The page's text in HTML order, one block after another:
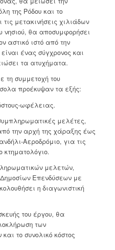
της Ρόδου και το
μετακινήσεις χιλιάδων
νησιού, θα αποσυμφορήσει
αστικό ιστό από την
ένας σύγχρονος και
τα ατυχήματα.
τη συμμετοχή του
προέκυψαν τα εξής:
ωφέλειας.
μελέτες,
την αρχή της χάραξης έως
Αεροδρόμιο, για τις
κτηματολόγιο.
μελετών,
Επενδύσεων με
η διαγωνιστική
του έργου, θα
των
το συνολικό κόστος